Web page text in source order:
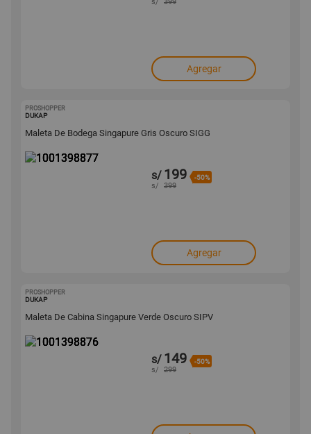
Agregar
PROSHOPPER
DUKAP
Maleta De Bodega Singapure Gris Oscuro SIGG
s/ 199 -50%
s/ 399
Agregar
PROSHOPPER
DUKAP
Maleta De Cabina Singapure Verde Oscuro SIPV
s/ 149 -50%
s/ 299